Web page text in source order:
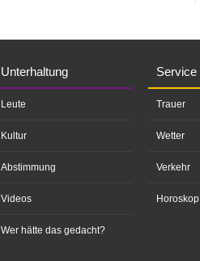
Unterhaltung
Leute
Kultur
Abstimmung
Videos
Wer hätte das gedacht?
Service
Trauer
Wetter
Verkehr
Horoskop